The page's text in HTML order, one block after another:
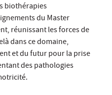
biothérapies
du Master
réunissant les forces de
dans ce domaine,
et du futur pour la prise
des pathologies